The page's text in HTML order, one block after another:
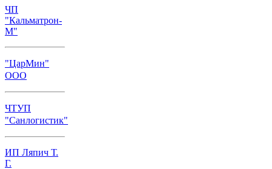
ЧП
"Кальматрон-
М"
"ЦарМин"
ООО
ЧТУП
"Санлогистик"
ИП Ляпич Т.
Г.